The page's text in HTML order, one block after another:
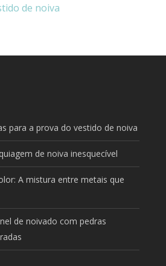
de noiva
para a prova do vestido de noiva
de noiva inesquecível
A mistura entre metais que
de noivado com pedras